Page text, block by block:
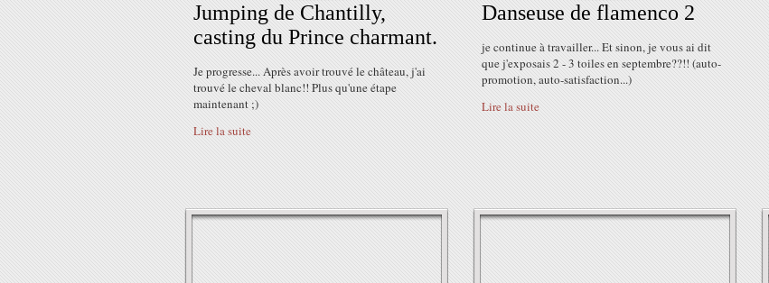
Jumping de Chantilly,
casting du Prince charmant.
Je progresse... Après avoir trouvé le château, j'ai
trouvé le cheval blanc!! Plus qu'une étape
maintenant ;)
Lire la suite
Danseuse de flamenco 2
je continue à travailler... Et sinon, je vous ai dit
que j'exposais 2 - 3 toiles en septembre??!! (auto-
promotion, auto-satisfaction...)
Lire la suite